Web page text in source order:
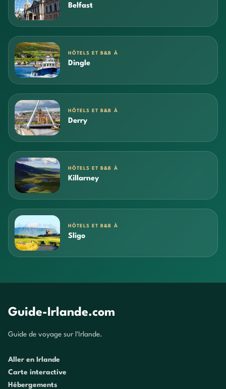
Belfast
HÔTELS ET B&B À
Dingle
HÔTELS ET B&B À
Derry
HÔTELS ET B&B À
Killarney
HÔTELS ET B&B À
Sligo
Guide-Irlande.com
Guide de voyage sur l'Irlande.
Aller en Irlande
Carte interactive
Hébergements